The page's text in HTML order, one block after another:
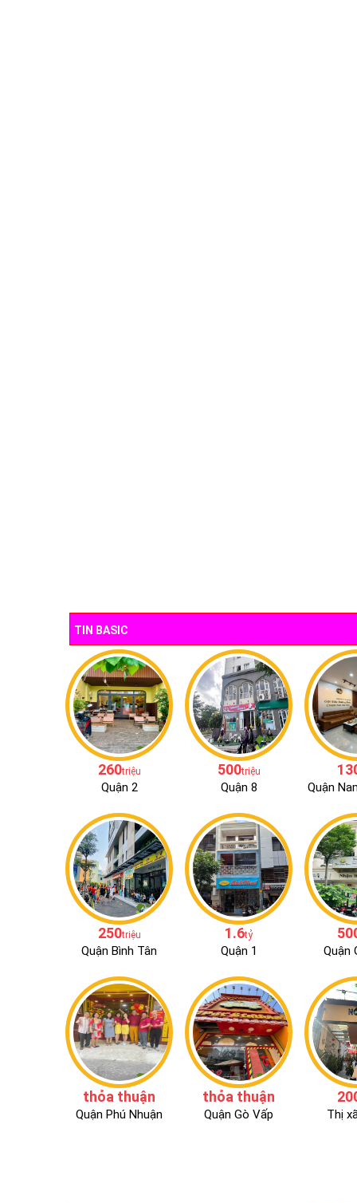
TIN BASIC
260triệu
Quận 2
500triệu
Quận 8 Quận
250triệu
Quận Bình Tân
1.6tỷ
Quận 1 Quận
thỏa thuận
Quận Phú Nhuận
thỏa thuận
Quận Gò Vấp Thị